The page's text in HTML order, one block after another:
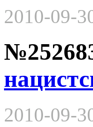
2010-09-
2010-09-